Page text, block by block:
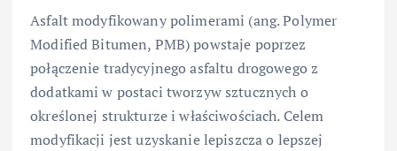
Asfalt modyfikowany polimerami (ang. Polymer
Modified Bitumen, PMB) powstaje poprzez
połączenie tradycyjnego asfaltu drogowego z
dodatkami w postaci tworzyw sztucznych o
określonej strukturze i właściwościach. Celem
modyfikacji jest uzyskanie lepiszcza o lepszej